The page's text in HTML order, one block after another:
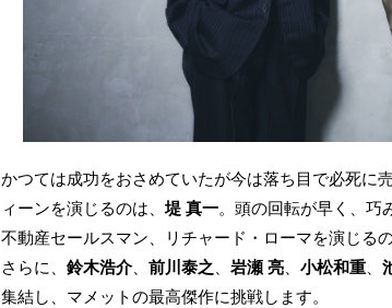
かつては成功をおさめていたが今は落ち目で必死に
ィーンを演じるのは、堤 真一。頭の回転が早く、巧
不動産セールスマン、リチャード・ローマを演じるの
さらに、 鈴木浩介、 前川泰之 岩瀬 亮 小松和重
集結し、マメットの最高傑作に挑戦します。